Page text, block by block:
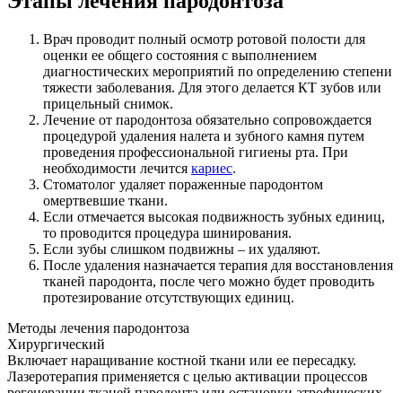
Врач проводит полный осмотр ротовой полости для
оценки ее общего состояния с выполнением
диагностических мероприятий по определению степени
тяжести заболевания. Для этого делается КТ зубов или
прицельный снимок.
Лечение от пародонтоза обязательно сопровождается
процедурой удаления налета и зубного камня путем
проведения профессиональной гигиены рта. При
необходимости лечится кариес.
Стоматолог удаляет пораженные пародонтом
омертвевшие ткани.
Если отмечается высокая подвижность зубных единиц,
то проводится процедура шинирования.
Если зубы слишком подвижны – их удаляют.
После удаления назначается терапия для восстановления
тканей пародонта, после чего можно будет проводить
протезирование отсутствующих единиц.
Методы лечения пародонтоза
Хирургический
Включает наращивание костной ткани или ее пересадку.
Лазеротерапия применяется с целью активации процессов